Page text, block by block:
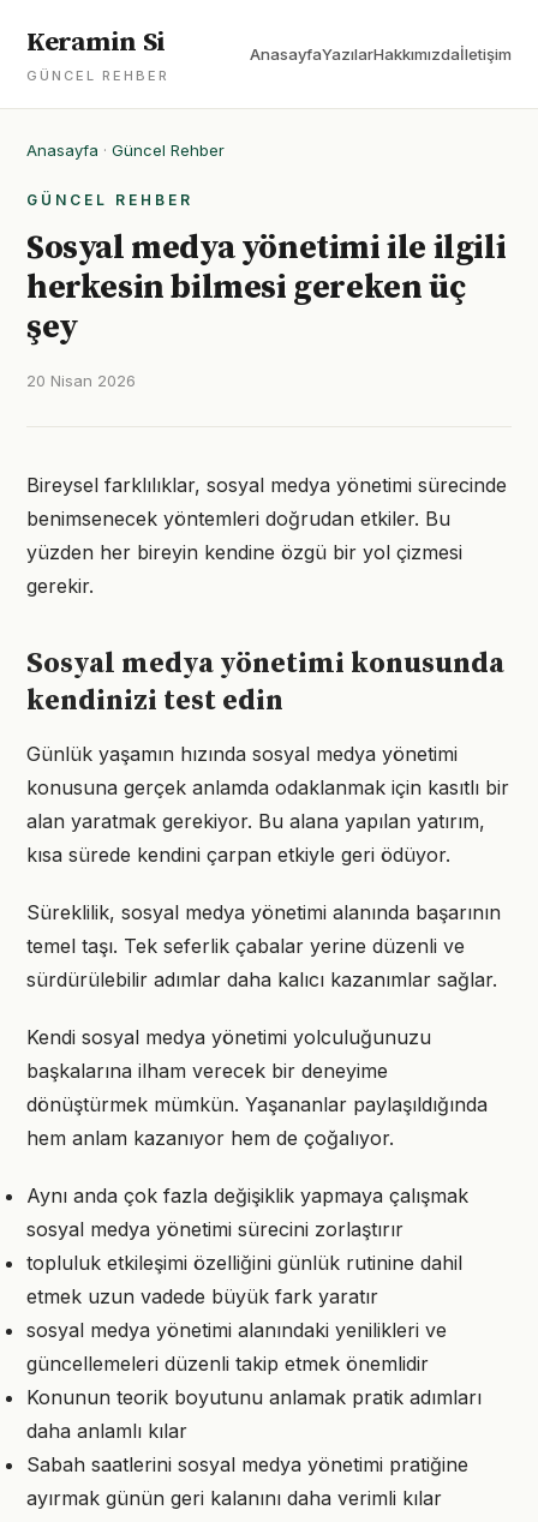
Keramin Si
GÜNCEL REHBER
AnasayfaYazılarHakkımızdaİletişim
Anasayfa · Güncel Rehber
GÜNCEL REHBER
Sosyal medya yönetimi ile ilgili
herkesin bilmesi gereken üç
şey
20 Nisan 2026
Bireysel farklılıklar, sosyal medya yönetimi sürecinde
benimsenecek yöntemleri doğrudan etkiler. Bu
yüzden her bireyin kendine özgü bir yol çizmesi
gerekir.
Sosyal medya yönetimi konusunda
kendinizi test edin
Günlük yaşamın hızında sosyal medya yönetimi
konusuna gerçek anlamda odaklanmak için kasıtlı bir
alan yaratmak gerekiyor. Bu alana yapılan yatırım,
kısa sürede kendini çarpan etkiyle geri ödüyor.
Süreklilik, sosyal medya yönetimi alanında başarının
temel taşı. Tek seferlik çabalar yerine düzenli ve
sürdürülebilir adımlar daha kalıcı kazanımlar sağlar.
Kendi sosyal medya yönetimi yolculuğunuzu
başkalarına ilham verecek bir deneyime
dönüştürmek mümkün. Yaşananlar paylaşıldığında
hem anlam kazanıyor hem de çoğalıyor.
Aynı anda çok fazla değişiklik yapmaya çalışmak
sosyal medya yönetimi sürecini zorlaştırır
topluluk etkileşimi özelliğini günlük rutinine dahil
etmek uzun vadede büyük fark yaratır
sosyal medya yönetimi alanındaki yenilikleri ve
güncellemeleri düzenli takip etmek önemlidir
Konunun teorik boyutunu anlamak pratik adımları
daha anlamlı kılar
Sabah saatlerini sosyal medya yönetimi pratiğine
ayırmak günün geri kalanını daha verimli kılar